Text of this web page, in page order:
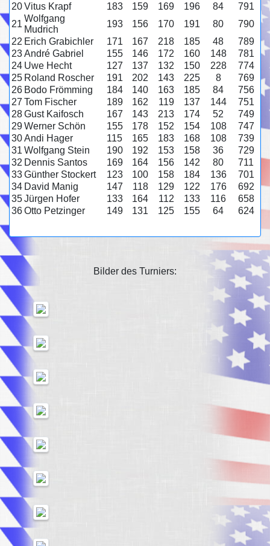
20 Vitus Krapf 183 159 169 196 84
791
21
Wolfgang
Mudrich
193 156 170 191 80
790
22 Erich Grabichler 171 167 218 185 48
789
23 André Gabriel 155 146 172 160 148
781
24 Uwe Hecht 127 137 132 150 228
774
25 Roland Roscher 191 202 143 225 8
769
26 Bodo Frömming 184 140 163 185 84
756
27 Tom Fischer 189 162 119 137 144
751
28 Gust Kaifosch 167 143 213 174 52
749
29 Werner Schön 155 178 152 154 108
747
30 Andi Hager 115 165 183 168 108
739
31 Wolfgang Stein 190 192 153 158 36
729
32 Dennis Santos 169 164 156 142 80
711
33 Günther Stockert 123 100 158 184 136
701
34 David Manig 147 118 129 122 176
692
35 Jürgen Hofer 133 164 112 133 116
658
36 Otto Petzinger 149 131 125 155 64 624
Bilder des Turniers: